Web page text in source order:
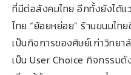
ที่มีต่อสังคมไทย อีกทั้งยังได้แ
ไทย “ย้อยหย่อย” ร้านขนมไ
เป็นกิจการของศิษย์เก่าวิทยา
เป็น User Choice กิจกรรมดั